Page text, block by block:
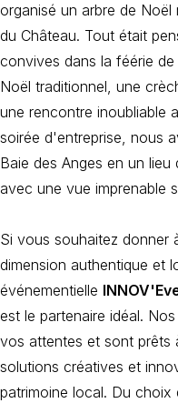
organisé un arbre de Noël
du Château. Tout était
convives dans la féérie
Noël traditionnel, une
une rencontre inoubliable
soirée d'entreprise, nous
Baie des Anges en un
avec une vue imprenable
Si vous souhaitez donner
dimension authentique et
événementielle
est le partenaire idéal.
vos attentes et sont prêts
solutions créatives et
patrimoine local. Du choix